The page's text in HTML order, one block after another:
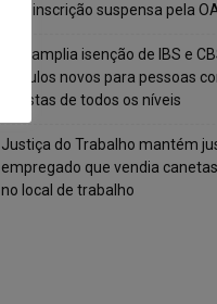
tem inscrição suspensa pela
STF amplia isenção de IBS e
veículos novos para pessoas
autistas de todos os níveis
Justiça do Trabalho mantém
empregado que vendia
no local de trabalho